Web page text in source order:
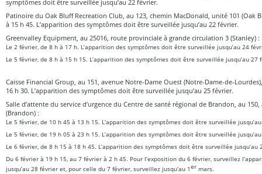
symptômes doit être surveillée jusqu’au 22 février.
Patinoire du Oak Bluff Recreation Club, au 123, chemin MacDonald, unité 101 (Oak
à 15 h 45. L’apparition des symptômes doit être surveillée jusqu’au 22 février.
Greenvalley Equipment, au 25016, route provinciale à grande circulation 3 (Stanley) :
Le 2 février, de 8 h à 17 h. L’apparition des symptômes doit être surveillée jusqu’au 24
Le 5 février, de 8 h à 15 h 15. L’apparition des symptômes doit être surveillée jusqu’au 27
Caisse Financial Group, au 151, avenue Notre-Dame Ouest (Notre-Dame-de-
16 h 30. L’apparition des symptômes doit être surveillée jusqu’au 25 février.
Salle d’attente du service d’urgence du Centre de santé régional de Brandon, au 150,
(Brandon) :
Le 5 février, de 10 h 45 à 13 h 15. L’apparition des symptômes doit être surveillée
Le 5 février, de 19 h 05 à 23 h 15. L’apparition des symptômes doit être surveillée
Le 6 février, de 8 h 15 à 18 h 45. L’apparition des symptômes doit être surveillée jusqu’au
Du 6 février à 19 h 15, au 7 février à 2 h 45. Pour l’exposition du 6 février, surveillez
jusqu’au 28 février et, pour celle du 7 février, surveillez jusqu’au 1er mars.